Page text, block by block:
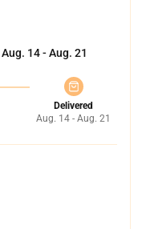
Aug. 14 - Aug. 21
Delivered
Aug. 14 - Aug. 21